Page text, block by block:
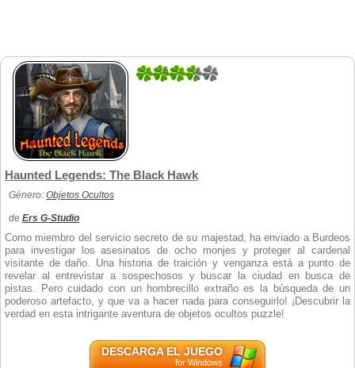
5
Haunted Legends: The Black Hawk
Género: Objetos Ocultos
de Ers G-Studio
Como miembro del servicio secreto de su majestad, ha enviado a Burdeos
para investigar los asesinatos de ocho monjes y proteger al cardenal
visitante de daño. Una historia de traición y venganza está a punto de
revelar al entrevistar a sospechosos y buscar la ciudad en busca de
pistas. Pero cuidado con un hombrecillo extraño es la búsqueda de un
poderoso artefacto, y que va a hacer nada para conseguirlo! ¡Descubrir la
verdad en esta intrigante aventura de objetos ocultos puzzle!
DESCARGA EL JUEGO
for Windows